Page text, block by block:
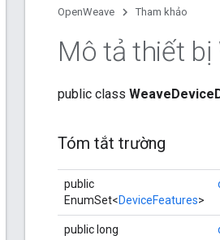
OpenWeave Tham khảo
Mô tả thiết bị
public class
Tóm tắt trường
public
EnumSet<DeviceFeatures>
public long